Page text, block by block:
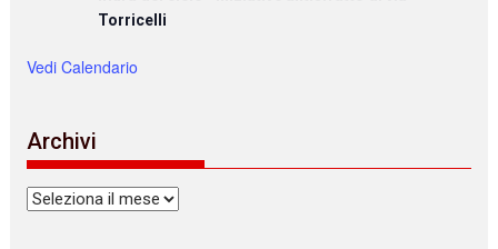
Torricelli
Vedi Calendario
Archivi
Archivi